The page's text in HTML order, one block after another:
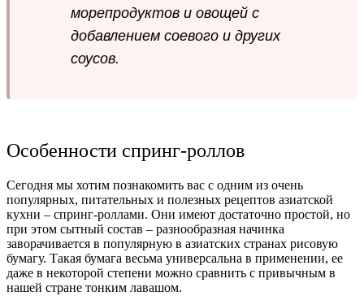
морепродуктов и овощей с
добавлением соевого и других
соусов.
Особенности спринг-роллов
Сегодня мы хотим познакомить вас с одним из очень
популярных, питательных и полезных рецептов азиатской
кухни – спринг-роллами. Они имеют достаточно простой, но
при этом сытный состав – разнообразная начинка
заворачивается в популярную в азиатских странах рисовую
бумагу. Такая бумага весьма универсальна в применении, ее
даже в некоторой степени можно сравнить с привычным в
нашей стране тонким лавашом.